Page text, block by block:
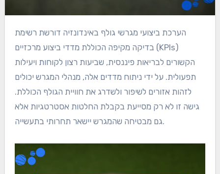
הערכת ביצועי מגרשי גולף באינדונזיה דורשת רשימת
בדיקה מקיפה הכוללת מדדי ביצוע מרכזיים (KPIs)
הקשורים לבריאות פיננסית, שביעות רצון לקוחות ויעילות
תפעולית. על ידי ניתוח מדדים אלה, מנהלי המגרש יכולים
לזהות אזורים לשיפור ולשדרג את חוויית הגולף הכוללת.
גישה זו לא רק מסייעת בקבלת החלטות אסטרטגיות אלא
גם מבטיחה שהמגרש יישאר תחרותי בתעשייה.